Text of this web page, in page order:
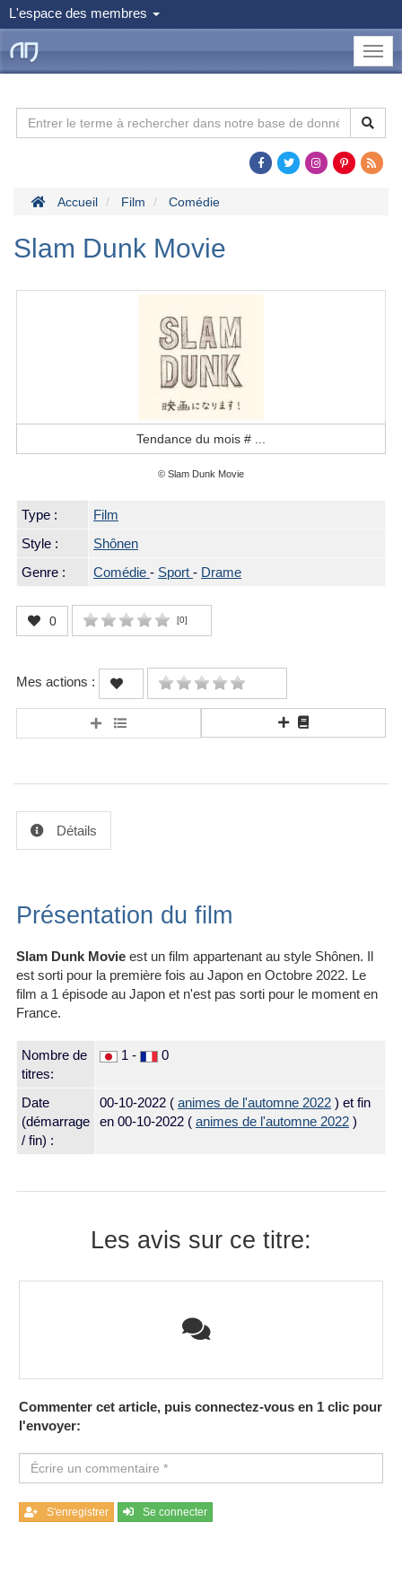
L'espace des membres
le
Dojo
Accueil Film Comédie
Slam Dunk Movie
Tendance du mois #
© Slam Dunk Movie
Type :
Film
Style :
Shônen
Genre :
Comédie - Sport - Drame
0 [0]
Mes actions :
Détails
Présentation du film
Slam Dunk Movie est un film appartenant au style Shônen. Il
est sorti pour la première fois au Japon en Octobre 2022. Le
film a 1 épisode au Japon et n'est pas sorti pour le moment en
France.
Nombre de
titres:
1 - 0
Date
(démarrage
/ fin) :
00-10-2022 ( animes de l'automne 2022 ) et fin
en 00-10-2022 ( animes de l'automne 2022 )
Les avis sur ce titre:
Commenter cet article, puis connectez-vous en 1 clic pour
l'envoyer:
S'enregistrer Se connecter